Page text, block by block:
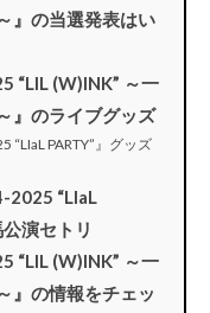
』の当選発表はい
“LIL (W)INK” ～一
』のライブグッズ
“LIaL PARTY”』グッズ
2025 “LIaL
演セトリ
“LIL (W)INK” ～一
』の情報をチェッ